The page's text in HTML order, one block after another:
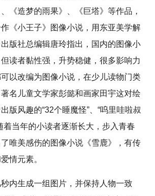
、《造梦的雨果》、《巨塔》等作品，
《小王子》图像小说，用东亚美学解
版社总编辑唐玲指出，国内的图像小
读者黏性强，升势稳健，很多影响力
以改编为图像小说，在少儿读物门类
名儿童文学家彭懿和画家田宇这对绘
版风趣的“32个睡魔怪”、“呜里哇啦叔
着当年的小读者逐渐长大，步入青春
唯美感伤的图像小说《雪鹿》，有传
情元素。
内生成一组图片，并保持人物一致